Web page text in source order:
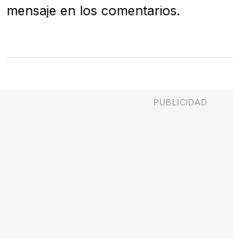
mensaje en los comentarios.
PUBLICIDAD